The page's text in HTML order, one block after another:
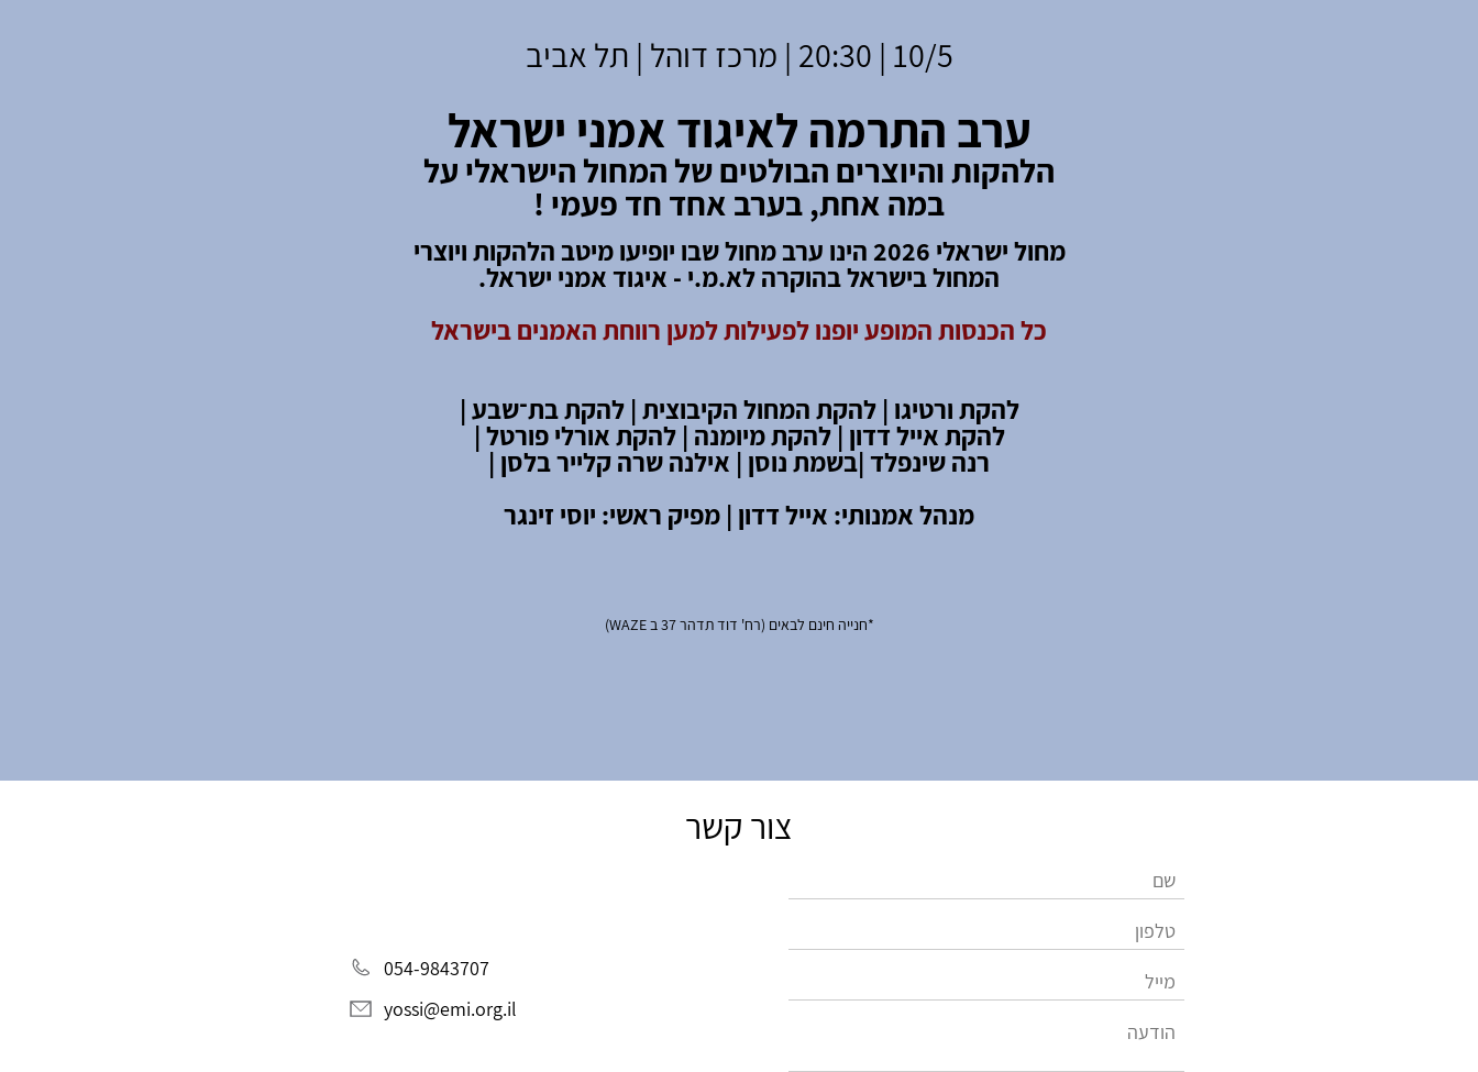
10/5 | 20:30 | מרכז דוהל | תל אביב
ערב התרמה לאיגוד אמני ישראל
הלהקות והיוצרים הבולטים של המחול הישראלי על
במה אחת, בערב אחד חד פעמי !
מחול ישראלי 2026 הינו ערב מחול שבו יופיעו מיטב הלהקות ויוצרי
המחול בישראל בהוקרה לא.מ.י - איגוד אמני ישראל.
כל הכנסות המופע יופנו לפעילות למען רווחת האמנים בישראל
להקת ורטיגו | להקת המחול הקיבוצית |להקת בת־שבע |
להקת אייל דדון | להקת מיומנה | להקת אורלי פורטל |
רנה שינפלד |בשמת נוסן | אילנה שרה קלייר בלסן |
מנהל אמנותי: אייל דדון | מפיק ראשי: יוסי זינגר
*חנייה חינם לבאים (רח' דוד תדהר 37 ב WAZE)
צור קשר
054-9843707
yossi@emi.org.il